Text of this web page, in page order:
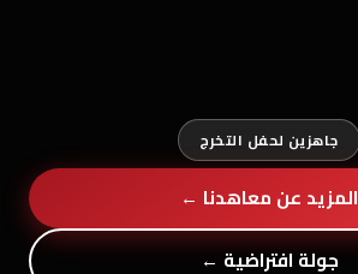
جاهزين لحفل التخرج
المزيد عن معاهدنا ←
جولة افتراضية ←